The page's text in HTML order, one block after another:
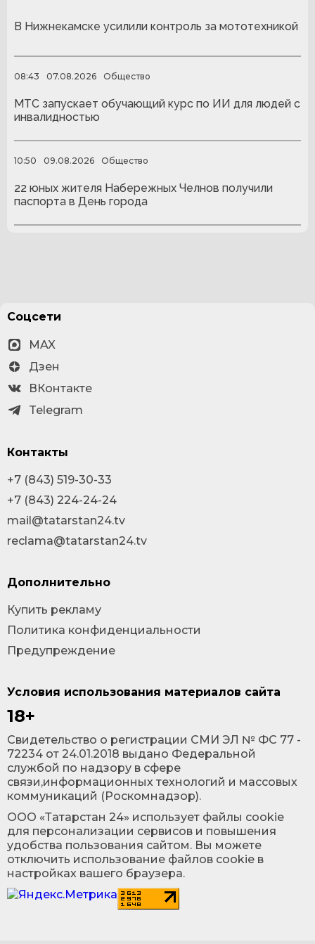
В Нижнекамске усилили контроль за мототехникой
08:43 07.08.2026 Общество
МТС запускает обучающий курс по ИИ для людей с
инвалидностью
10:50 09.08.2026 Общество
22 юных жителя Набережных Челнов получили
паспорта в День города
Условия использования материалов сайта
18+
Cвидетельство о регистрации СМИ ЭЛ № ФС 77 -
72234 от 24.01.2018 выдано Федеральной
службой по надзору в сфере
связи,информационных технологий и массовых
коммуникаций (Роскомнадзор).
ООО «Татарстан 24» использует файлы cookie
для персонализации сервисов и повышения
удобства пользования сайтом. Вы можете
отключить использование файлов cookie в
настройках вашего браузера.
Соцсети
MAX
Дзен
ВКонтакте
Telegram
Контакты
+7 (843) 519-30-33
+7 (843) 224-24-24
mail@tatarstan24.tv
reclama@tatarstan24.tv
Дополнительно
Купить рекламу
Политика конфиденциальности
Предупреждение